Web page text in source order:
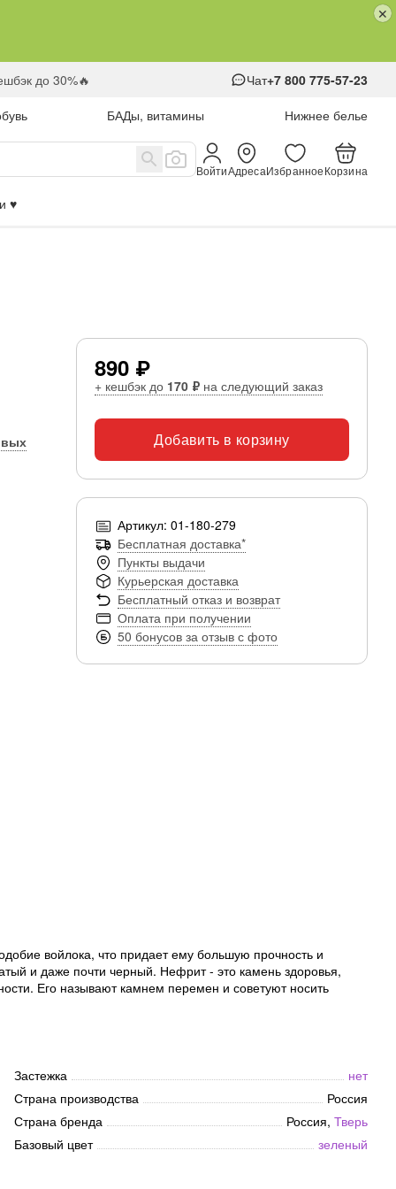
до 30%🔥 Чат+7 800 775-57-23
БАДы, витамины Нижнее белье
ВойтиАдресаИзбранноеКорзина
♥️
890 ₽
+ кешбэк до 170 ₽ на следующий заказ
Добавить в корзину
Артикул: 01-180-279
Бесплатная доставка*
Пункты выдачи
Курьерская доставка
Бесплатный отказ и возврат
Оплата при получении
50 бонусов за отзыв с фото
войлока, что придает ему большую прочность и
и даже почти черный. Нефрит - это камень здоровья,
Его называют камнем перемен и советуют носить
Застежка
нет
Страна производства
Россия
Страна бренда
Россия, Тверь
Базовый цвет
зеленый